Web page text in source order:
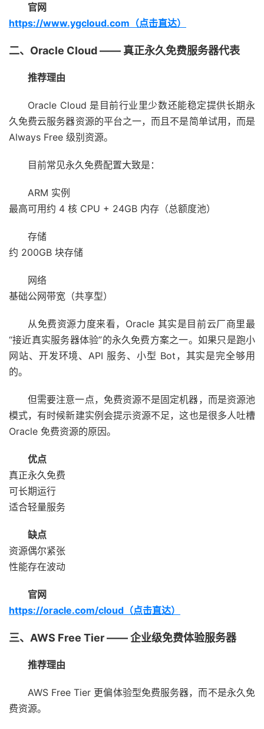
官网
https://www.ygcloud.com（点击直达）
二、Oracle Cloud —— 真正永久免费服务器代表
推荐理由
Oracle Cloud 是目前行业里少数还能稳定提供长期永
久免费云服务器资源的平台之一，而且不是简单试用，而是
Always Free 级别资源。
目前常见永久免费配置大致是：
ARM 实例
最高可用约 4 核 CPU + 24GB 内存（总额度池）
存储
约 200GB 块存储
网络
基础公网带宽（共享型）
从免费资源力度来看，Oracle 其实是目前云厂商里最
“接近真实服务器体验”的永久免费方案之一。如果只是跑小
网站、开发环境、API 服务、小型 Bot，其实是完全够用
的。
但需要注意一点，免费资源不是固定机器，而是资源池
模式，有时候新建实例会提示资源不足，这也是很多人吐槽
Oracle 免费资源的原因。
优点
真正永久免费
可长期运行
适合轻量服务
缺点
资源偶尔紧张
性能存在波动
官网
https://oracle.com/cloud（点击直达）
三、AWS Free Tier —— 企业级免费体验服务器
推荐理由
AWS Free Tier 更偏体验型免费服务器，而不是永久免
费资源。